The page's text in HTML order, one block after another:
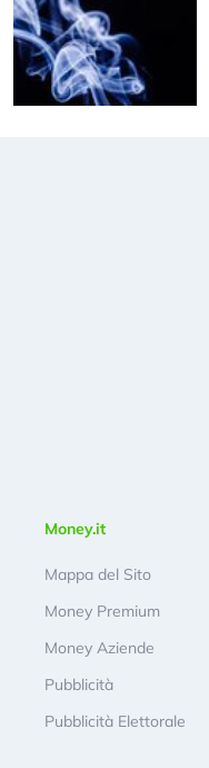
Money.it
Mappa del Sito
Money Premium
Money Aziende
Pubblicità
Pubblicità Elettorale